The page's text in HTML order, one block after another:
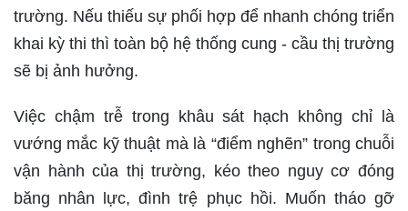
trường. Nếu thiếu sự phối hợp để nhanh chóng triển
khai kỳ thi thì toàn bộ hệ thống cung - cầu thị trường
sẽ bị ảnh hưởng.
Việc chậm trễ trong khâu sát hạch không chỉ là
vướng mắc kỹ thuật mà là “điểm nghẽn” trong chuỗi
vận hành của thị trường, kéo theo nguy cơ đóng
băng nhân lực, đình trệ phục hồi. Muốn tháo gỡ